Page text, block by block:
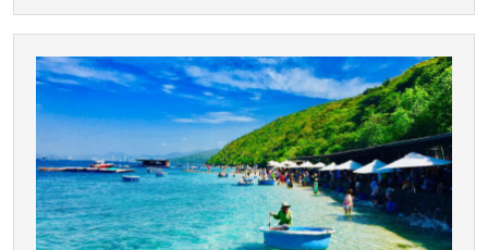
Xanh
Cát
Bà
Trong
2
Ngày
1
Đêm